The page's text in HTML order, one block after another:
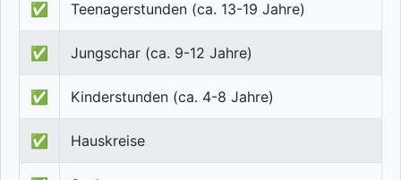
✅ Teenagerstunden (ca. 13-19 Jahre)
✅ Jungschar (ca. 9-12 Jahre)
✅ Kinderstunden (ca. 4-8 Jahre)
✅ Hauskreise